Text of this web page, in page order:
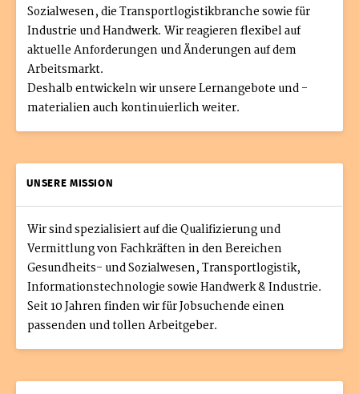
Sozialwesen, die Transportlogistikbranche sowie für
Industrie und Handwerk. Wir reagieren flexibel auf
aktuelle Anforderungen und Änderungen auf dem
Arbeitsmarkt.
Deshalb entwickeln wir unsere Lernangebote und -
materialien auch kontinuierlich weiter.
UNSERE MISSION
Wir sind spezialisiert auf die Qualifizierung und
Vermittlung von Fachkräften in den Bereichen
Gesundheits- und Sozialwesen, Transportlogistik,
Informationstechnologie sowie Handwerk & Industrie.
Seit 10 Jahren finden wir für Jobsuchende einen
passenden und tollen Arbeitgeber.